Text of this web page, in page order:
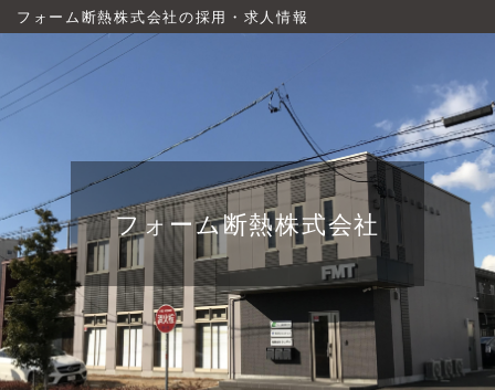
フォーム断熱株式会社の採用・求人情報
フォーム断熱株式会社